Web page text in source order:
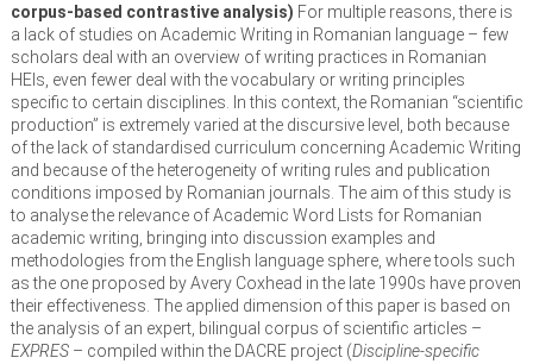
corpus-based contrastive analysis) For multiple reasons, there is
a lack of studies on Academic Writing in Romanian language – few
scholars deal with an overview of writing practices in Romanian
HEIs, even fewer deal with the vocabulary or writing principles
specific to certain disciplines. In this context, the Romanian “scientific
production” is extremely varied at the discursive level, both because
of the lack of standardised curriculum concerning Academic Writing
and because of the heterogeneity of writing rules and publication
conditions imposed by Romanian journals. The aim of this study is
to analyse the relevance of Academic Word Lists for Romanian
academic writing, bringing into discussion examples and
methodologies from the English language sphere, where tools such
as the one proposed by Avery Coxhead in the late 1990s have proven
their effectiveness. The applied dimension of this paper is based on
the analysis of an expert, bilingual corpus of scientific articles –
EXPRES– compiled within the DACRE project (Discipline-specific